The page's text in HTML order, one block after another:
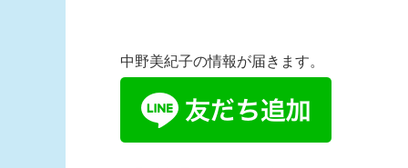
中野美紀子の情報が届きます。